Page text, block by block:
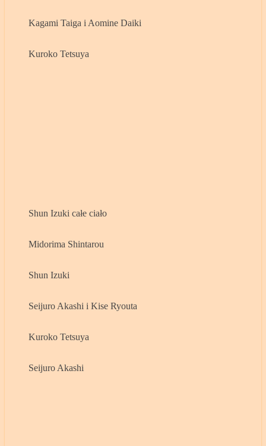
Kagami Taiga i Aomine Daiki
Kuroko Tetsuya
Shun Izuki całe ciało
Midorima Shintarou
Shun Izuki
Seijuro Akashi i Kise Ryouta
Kuroko Tetsuya
Seijuro Akashi